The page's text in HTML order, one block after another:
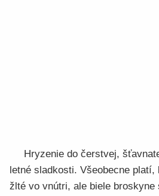
Hryzenie do čerstvej,
letné sladkosti. Všeobecne
žlté vo vnútri, ale biele